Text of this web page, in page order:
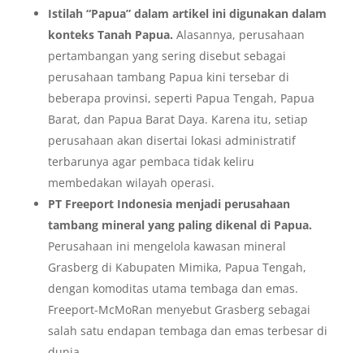
Istilah “Papua” dalam artikel ini digunakan dalam
konteks Tanah Papua. Alasannya, perusahaan
pertambangan yang sering disebut sebagai
perusahaan tambang Papua kini tersebar di
beberapa provinsi, seperti Papua Tengah, Papua
Barat, dan Papua Barat Daya. Karena itu, setiap
perusahaan akan disertai lokasi administratif
terbarunya agar pembaca tidak keliru
membedakan wilayah operasi.
PT Freeport Indonesia menjadi perusahaan
tambang mineral yang paling dikenal di Papua.
Perusahaan ini mengelola kawasan mineral
Grasberg di Kabupaten Mimika, Papua Tengah,
dengan komoditas utama tembaga dan emas.
Freeport-McMoRan menyebut Grasberg sebagai
salah satu endapan tembaga dan emas terbesar di